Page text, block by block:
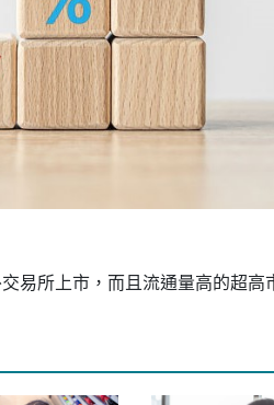
易所上市，而且流通量高的超高